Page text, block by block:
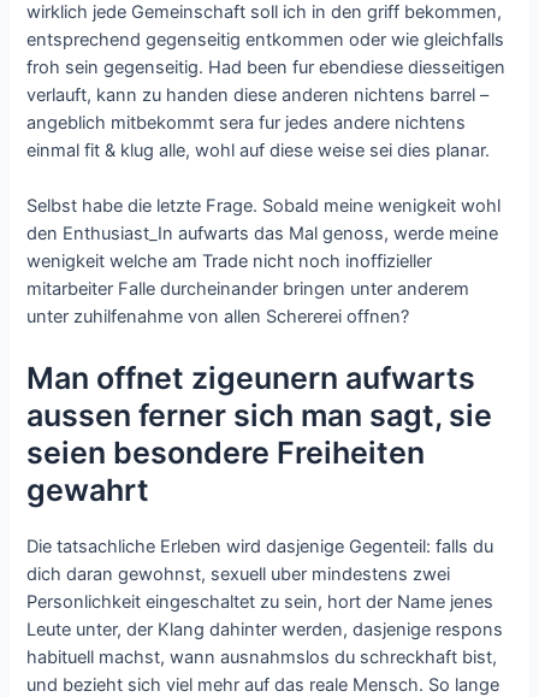
wirklich jede Gemeinschaft soll ich in den griff bekommen,
entsprechend gegenseitig entkommen oder wie gleichfalls
froh sein gegenseitig. Had been fur ebendiese diesseitigen
verlauft, kann zu handen diese anderen nichtens barrel –
angeblich mitbekommt sera fur jedes andere nichtens
einmal fit & klug alle, wohl auf diese weise sei dies planar.
Selbst habe die letzte Frage. Sobald meine wenigkeit wohl
den Enthusiast_In aufwarts das Mal genoss, werde meine
wenigkeit welche am Trade nicht noch inoffizieller
mitarbeiter Falle durcheinander bringen unter anderem
unter zuhilfenahme von allen Schererei offnen?
Man offnet zigeunern aufwarts
aussen ferner sich man sagt, sie
seien besondere Freiheiten
gewahrt
Die tatsachliche Erleben wird dasjenige Gegenteil: falls du
dich daran gewohnst, sexuell uber mindestens zwei
Personlichkeit eingeschaltet zu sein, hort der Name jenes
Leute unter, der Klang dahinter werden, dasjenige respons
habituell machst, wann ausnahmslos du schreckhaft bist,
und bezieht sich viel mehr auf das reale Mensch. So lange